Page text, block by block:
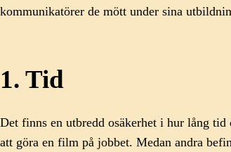
kommunikatörer de mött under sina
1. Tid
Det finns en utbredd osäkerhet i hur lång
att göra en film på jobbet. Medan andra